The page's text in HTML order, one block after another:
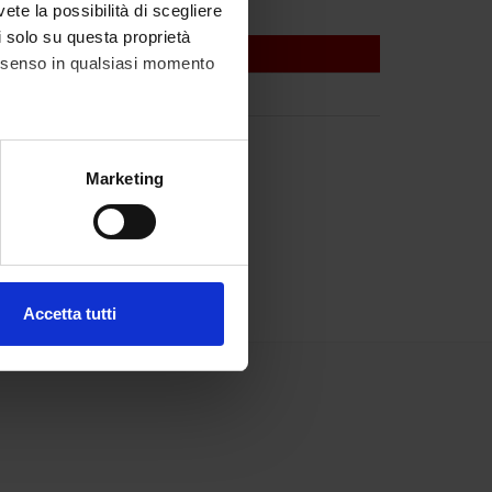
la possibilità di scegliere
su questa proprietà
in qualsiasi momento
metro,Marketing
Accetta tutti